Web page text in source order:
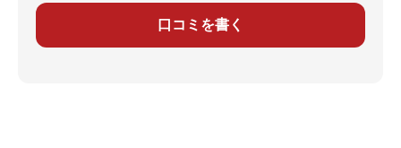
口コミを書く